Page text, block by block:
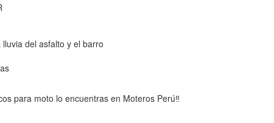
lluvia del asfalto y el barro
para moto lo encuentras en Moteros Perú‼️